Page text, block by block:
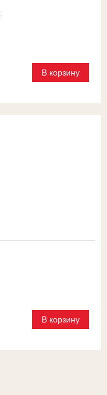
В корзину
В корзину